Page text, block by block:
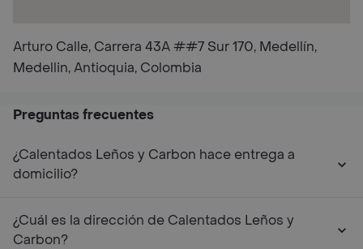
Arturo Calle, Carrera 43A ##7 Sur 170, Medellín,
Medellin, Antioquia, Colombia
Preguntas frecuentes
¿Calentados Leños y Carbon hace entrega a
domicilio?
¿Cuál es la dirección de Calentados Leños y
Carbon?